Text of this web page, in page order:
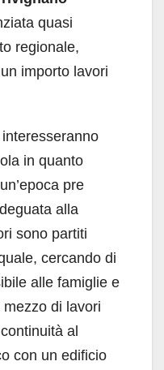
quasi
regionale,
importo lavori
in quanto
pre
alla
sono partiti
cercando di
alle famiglie e
di lavori
al
con un edificio